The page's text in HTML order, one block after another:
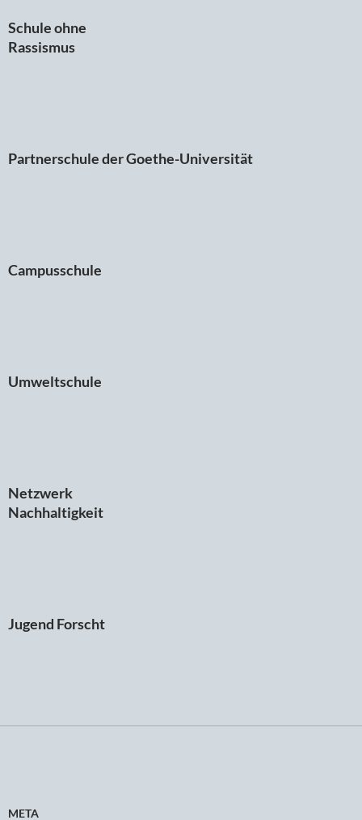
Schule ohne
Rassismus
Partnerschule der Goethe-Universität
Campusschule
Umweltschule
Netzwerk
Nachhaltigkeit
Jugend Forscht
META